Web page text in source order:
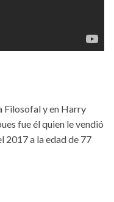
Filosofal y en Harry
fue él quien le vendió
2017 a la edad de 77